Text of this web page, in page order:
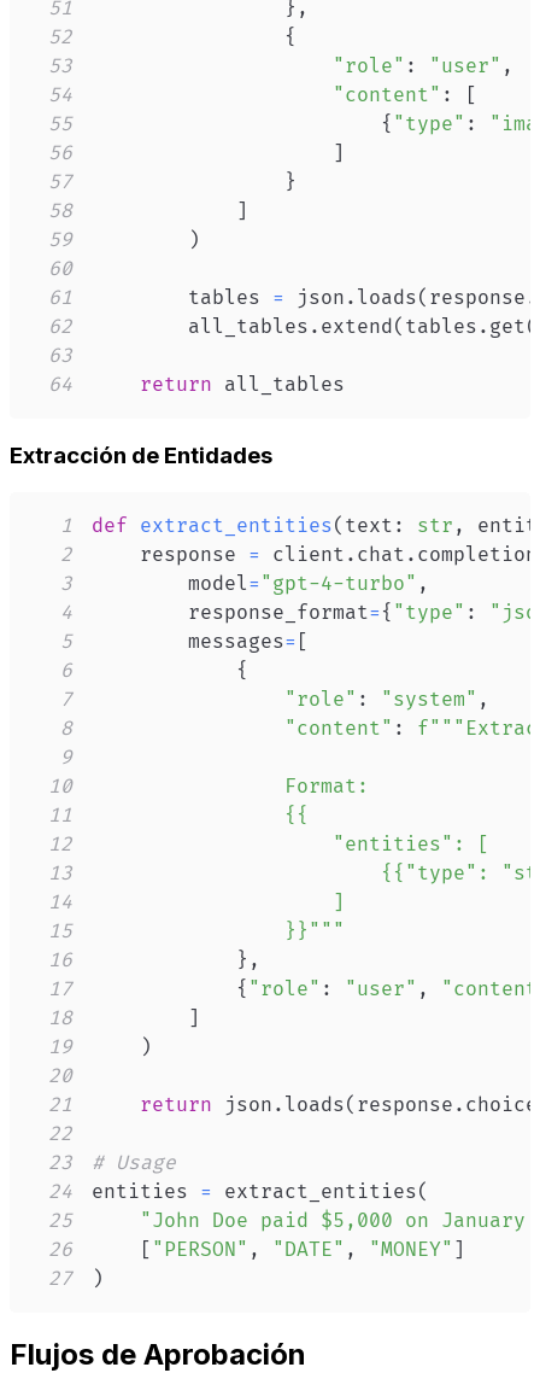
51
} ,
52
{
53
"role" : "user" ,
54
"content" :
[
55
{ "type" :
56
]
57
}
58
]
59
)
60
61
        tables
= json . loads( response .
62
        all_tables
. extend( tables . get(
63
64
return all_tables
Extracción de Entidades
1 def extract_entities( text : str ,
2
    response
= client . chat .
3
        model
= "gpt-4-turbo" ,
4
        response_format
= { "type" :
5
        messages
= [
6
{
7
"role" : "system" ,
8
"content" :
9
10
11
12
13
14
15
                }}"""
16
} ,
17
{ "role" : "user" ,
18
]
19
)
20
21
return json . loads( response .
22
23
# Usage
24
entities = extract_entities(
25
"John Doe paid $5,000 on
26
[ "PERSON" , "DATE" , "MONEY" ]
27
)
Flujos de Aprobación